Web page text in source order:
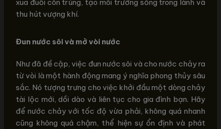
xua đuổi côn trùng, tạo môi trường sống trong lành và
thu hút vượng khí.
Đun nước sôi và mở vòi nước
Như đã đề cập, việc đun nước sôi và cho nước chảy ra
từ vòi là một hành động mang ý nghĩa phong thủy sâu
sắc. Nó tượng trưng cho việc khởi đầu một dòng chảy
tài lộc mới, dồi dào và liên tục cho gia đình bạn. Hãy
để nước chảy với tốc độ vừa phải, không quá nhanh
cũng không quá chậm, thể hiện sự ổn định và phát